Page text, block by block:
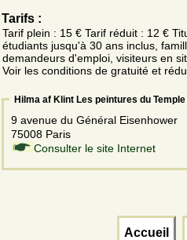
Tarifs :
Tarif plein : 15 € Tarif réduit : 12 €
étudiants jusqu'à 30 ans inclus,
demandeurs d'emploi, visiteurs en
Voir les conditions de gratuité et
Hilma af Klint Les peintures du
9 avenue du Général Eisenhower
75008 Paris
Consulter le site Internet
Accueil